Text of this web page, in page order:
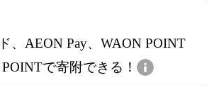
、AEON Pay、WAON POINT
で寄附できる！